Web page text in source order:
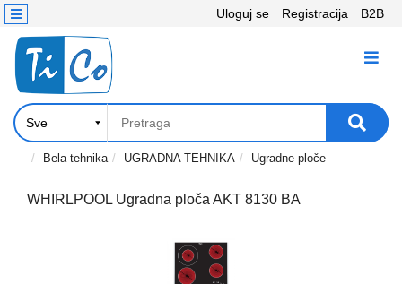
Uloguj se Registracija B2B
KATEGORIJE
Računari,
Komponente
Laptop
tablet
Kontakt
Bela tehnika UGRADNA TEHNIKA Ugradne ploče
WHIRLPOOL Ugradna ploča AKT 8130 BA